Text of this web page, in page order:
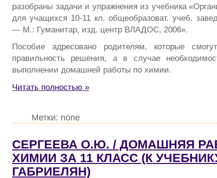
разобраны задачи и упражнения из учебника
для учащихся 10-11 кл. общеобразоват. учеб.
— М.: Гуманитар, изд. центр ВЛАДОС, 2006».
Пособие адресовано родителям, которые смогут
правильность решения, а в случае
выполнении домашней работы по химии.
Читать полностью »
Метки: none
СЕРГЕЕВА О.Ю. / ДОМАШНЯЯ
ХИМИИ ЗА 11 КЛАСС (К
ГАБРИЕЛЯН)